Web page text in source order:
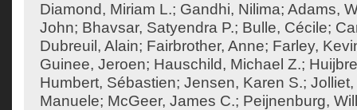
Diamond, Miriam L.; Gandhi, Nilima; Adams,
John; Bhavsar, Satyendra P.; Bulle, Cécile;
Dubreuil, Alain; Fairbrother, Anne; Farley,
Guinee, Jeroen; Hauschild, Michael Z.;
Humbert, Sébastien; Jensen, Karen S.;
Manuele; McGeer, James C.; Peijnenburg,